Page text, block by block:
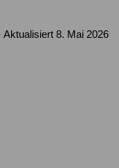
Aktualisiert 8. Mai 2026